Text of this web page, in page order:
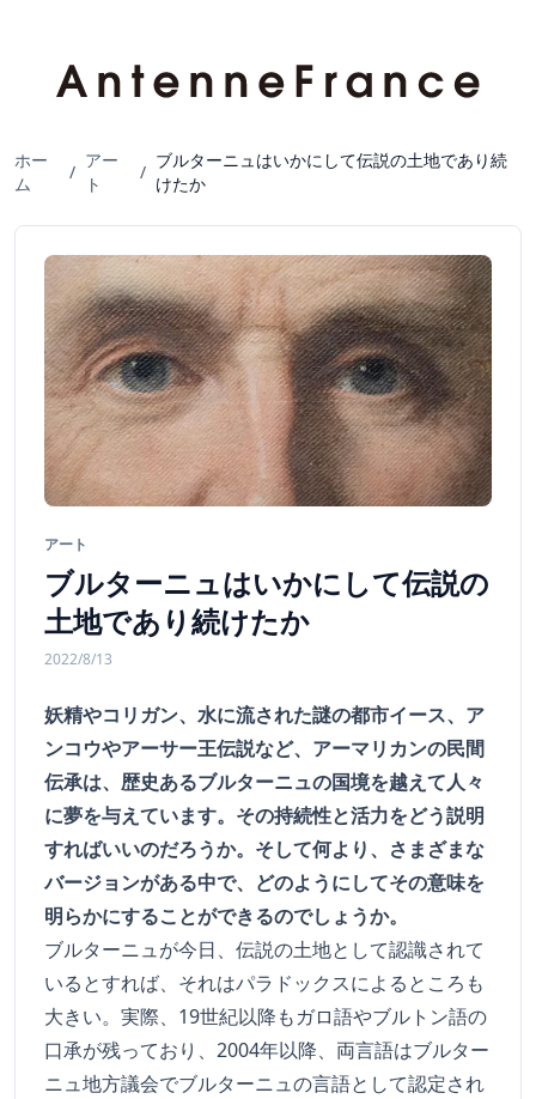
ホー
ム
/
アー
ト
/
ブルターニュはいかにして伝説の土地であり続
けたか
アート
ブルターニュはいかにして伝説の
土地であり続けたか
2022/8/13
妖精やコリガン、水に流された謎の都市イース、ア
ンコウやアーサー王伝説など、アーマリカンの民間
伝承は、歴史あるブルターニュの国境を越えて人々
に夢を与えています。その持続性と活力をどう説明
すればいいのだろうか。そして何より、さまざまな
バージョンがある中で、どのようにしてその意味を
明らかにすることができるのでしょうか。
ブルターニュが今日、伝説の土地として認識されて
いるとすれば、それはパラドックスによるところも
大きい。実際、19世紀以降もガロ語やブルトン語の
口承が残っており、2004年以降、両言語はブルター
ニュ地方議会でブルターニュの言語として認定され